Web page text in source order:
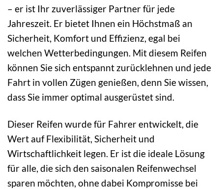
– er ist Ihr zuverlässiger Partner für jede
Jahreszeit. Er bietet Ihnen ein Höchstmaß an
Sicherheit, Komfort und Effizienz, egal bei
welchen Wetterbedingungen. Mit diesem Reifen
können Sie sich entspannt zurücklehnen und jede
Fahrt in vollen Zügen genießen, denn Sie wissen,
dass Sie immer optimal ausgerüstet sind.
Dieser Reifen wurde für Fahrer entwickelt, die
Wert auf Flexibilität, Sicherheit und
Wirtschaftlichkeit legen. Er ist die ideale Lösung
für alle, die sich den saisonalen Reifenwechsel
sparen möchten, ohne dabei Kompromisse bei